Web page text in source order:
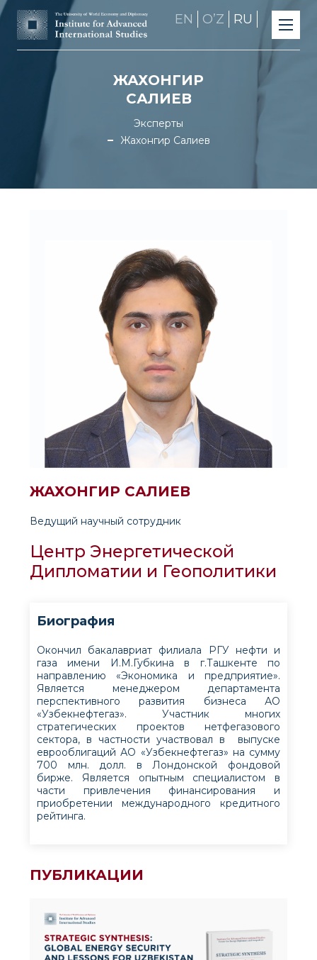
EN OʼZ RU
ЖАХОНГИР
САЛИЕВ
Эксперты
Жахонгир Салиев
ЖАХОНГИР САЛИЕВ
Ведущий научный сотрудник
Центр Энергетической
Дипломатии и Геополитики
Биография
Oкончил бакалавриат филиала РГУ нефти и
газа имени И.М.Губкина в г.Ташкенте по
направлению «Экономика и предприятие».
Является менеджером департамента
перспективного развития бизнеса АО
«Узбекнефтегаз». Участник многих
стратегических проектов нетфегазового
сектора, в частности участвовал в выпуске
еврооблигаций АО «Узбекнефтегаз» на сумму
700 млн. долл. в Лондонской фондовой
бирже. Является опытным специалистом в
части привлечения финансирования и
приобретении международного кредитного
рейтинга.
ПУБЛИКАЦИИ